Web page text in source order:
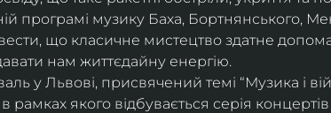
програмі музику Баха, Бортнянського,
що класичне мистецтво здатне
нам життєдайну енергію.
у Львові, присвячений темі “Музика і
рамках якого відбувається серія концертів